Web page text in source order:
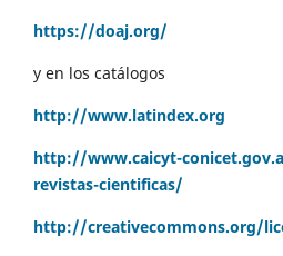
https://doaj.org/
y en los catálogos
http://www.latindex.org
http://www.caicyt-
revistas-cientificas/
http://creativecommons.org/